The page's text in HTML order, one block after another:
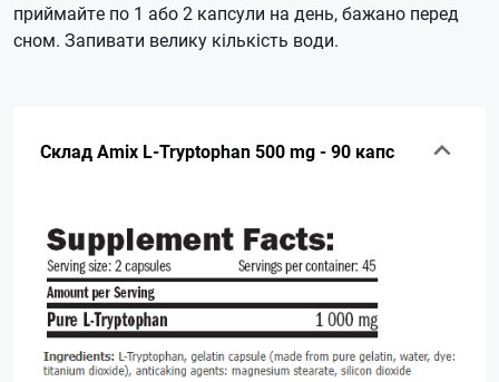
приймайте по 1 або 2 капсули на день, бажано перед
сном. Запивати велику кількість води.
Склад Amix L-Tryptophan 500 mg - 90 капс